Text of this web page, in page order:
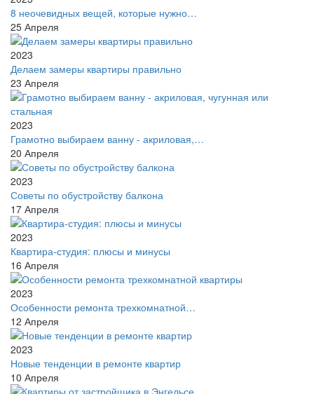
8 неочевидных вещей, которые нужно…
25 Апреля
2023
Делаем замеры квартиры правильно
23 Апреля
2023
Грамотно выбираем ванну - акриловая,…
20 Апреля
2023
Советы по обустройству балкона
17 Апреля
2023
Квартира-студия: плюсы и минусы
16 Апреля
2023
Особенности ремонта трехкомнатной…
12 Апреля
2023
Новые тенденции в ремонте квартир
10 Апреля